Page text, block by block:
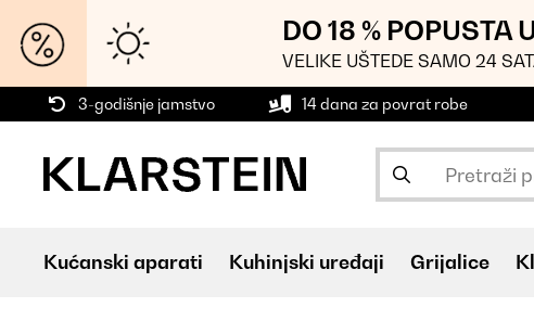
DO 18 % POPUSTA
VELIKE UŠTEDE SAMO 24
3-godišnje jamstvo 14 dana za povrat robe
Kućanski aparati Kuhinjski uređaji Grijalice